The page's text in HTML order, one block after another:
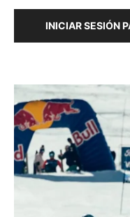
INICIAR SESIÓN